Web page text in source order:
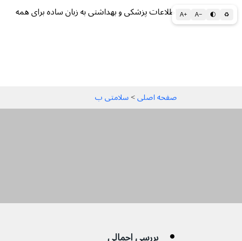
A+ A− 🌓 ♻ اطلاعات پزشکی و بهداشتی به زبان ساده برای همه
صفحه اصلی > سلامتی ب